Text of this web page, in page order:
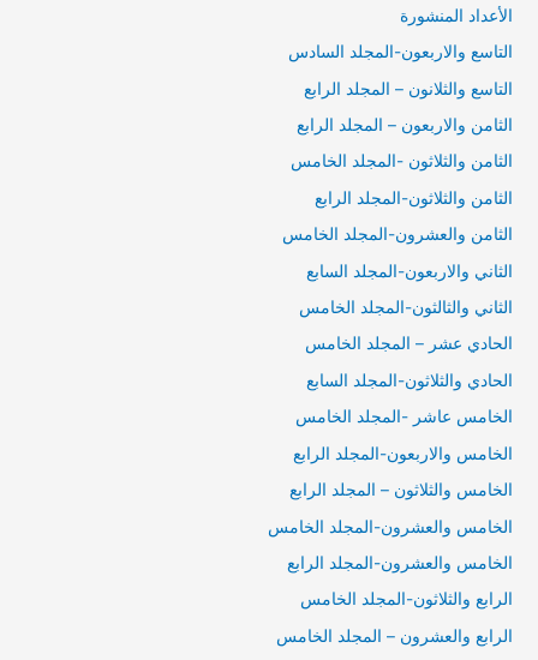
الأعداد المنشورة
التاسع والاربعون-المجلد السادس
التاسع والثلانون – المجلد الرابع
الثامن والاربعون – المجلد الرابع
الثامن والثلاثون -المجلد الخامس
الثامن والثلاثون-المجلد الرابع
الثامن والعشرون-المجلد الخامس
الثاني والاربعون-المجلد السابع
الثاني والثالثون-المجلد الخامس
الحادي عشر – المجلد الخامس
الحادي والثلاثون-المجلد السابع
الخامس عاشر -المجلد الخامس
الخامس والاربعون-المجلد الرابع
الخامس والثلاثون – المجلد الرابع
الخامس والعشرون-المجلد الخامس
الخامس والعشرون-المجلد الرابع
الرابع والثلاثون-المجلد الخامس
الرابع والعشرون – المجلد الخامس